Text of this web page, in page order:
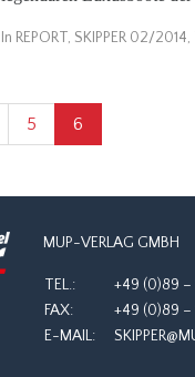
In REPORT, SKIPPER 02/2014,
5 6
MUP-VERLAG GMBH
TEL.:
+49 (0)89
FAX:
+49 (0)89
E-MAIL: